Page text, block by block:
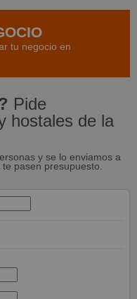
tu negocio en
Pide
hostales de la
y se lo enviamos a
pasen presupuesto.